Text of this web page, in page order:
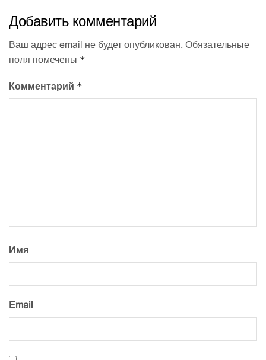
Добавить комментарий
Ваш адрес email не будет опубликован. Обязательные
поля помечены *
Комментарий *
Имя
Email